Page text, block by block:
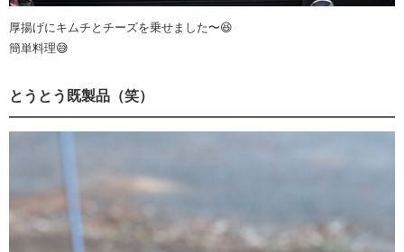
厚揚げにキムチとチーズを乗せました〜😆
簡単料理😅
とうとう既製品（笑）